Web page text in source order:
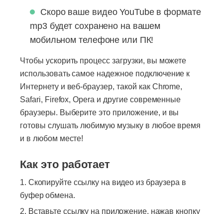
Скоро ваше видео YouTube в формате
mp3 будет сохранено на вашем
мобильном телефоне или ПК!
Чтобы ускорить процесс загрузки, вы можете
использовать самое надежное подключение к
Интернету и веб-браузер, такой как Chrome,
Safari, Firefox, Opera и другие современные
браузеры. Выберите это приложение, и вы
готовы слушать любимую музыку в любое время
и в любом месте!
Как это работает
Скопируйте ссылку на видео из браузера в
буфер обмена.
Вставьте ссылку на приложение, нажав кнопку